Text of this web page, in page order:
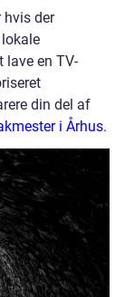
hvis der
lave en TV-
din del af
i Århus.